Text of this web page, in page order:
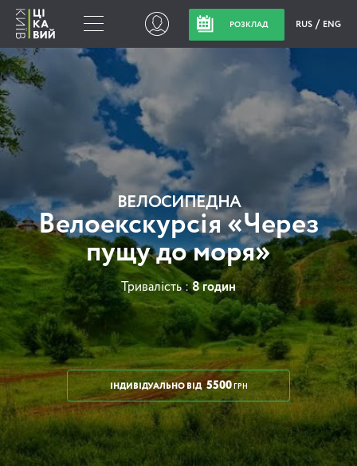
РОЗКЛАД RUS ENG
ВЕЛОСИПЕДНА
Велоекскурсія «Через
пущу до моря»
Тривалість :8 годин
ІНДИВІДУАЛЬНОВІД 5500 ГРН